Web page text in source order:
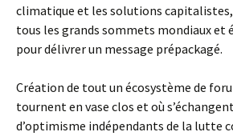
climatique et les solutions
tous les grands sommets mondiaux et
pour délivrer un message prépackagé.
Création de tout un écosystème de
tournent en vase clos et où
d’optimisme indépendants de la lutte